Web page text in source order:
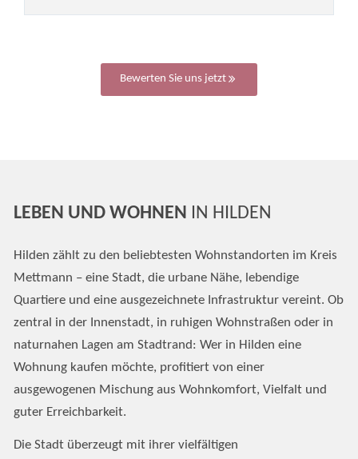
Bewerten Sie uns jetzt
LEBEN UND WOHNEN IN HILDEN
Hilden zählt zu den beliebtesten Wohnstandorten im Kreis
Mettmann – eine Stadt, die urbane Nähe, lebendige
Quartiere und eine ausgezeichnete Infrastruktur vereint. Ob
zentral in der Innenstadt, in ruhigen Wohnstraßen oder in
naturnahen Lagen am Stadtrand: Wer in Hilden eine
Wohnung kaufen möchte, profitiert von einer
ausgewogenen Mischung aus Wohnkomfort, Vielfalt und
guter Erreichbarkeit.
Die Stadt überzeugt mit ihrer vielfältigen